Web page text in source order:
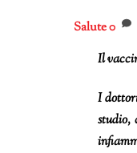
Salute0
Il
I
studio,